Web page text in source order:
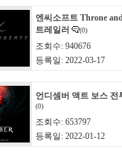
엔씨소프트 Throne
트레일러
(0)
조회수: 940676
등록일: 2022-03-17
언디셈버 액트 보스 전
(0)
조회수: 653797
등록일: 2022-01-12